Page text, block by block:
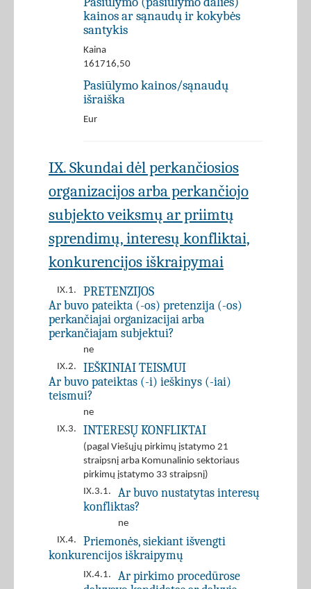
kainos ar sąnaudų ir kokybės
santykis
Kaina
161716,50
Pasiūlymo kainos/sąnaudų
išraiška
Eur
IX. Skundai dėl perkančiosios
organizacijos arba perkančiojo
subjekto veiksmų ar priimtų
sprendimų, interesų konfliktai,
konkurencijos iškraipymai
IX.1.
PRETENZIJOS
Ar buvo pateikta (-os) pretenzija (-os)
perkančiajai organizacijai arba
perkančiajam subjektui?
ne
IX.2.
IEŠKINIAI TEISMUI
Ar buvo pateiktas (-i) ieškinys (-iai)
teismui?
ne
IX.3.
INTERESŲ KONFLIKTAI
(pagal Viešųjų pirkimų įstatymo 21
straipsnį arba Komunalinio sektoriaus
pirkimų įstatymo 33 straipsnį)
IX.3.1.
Ar buvo nustatytas interesų
konfliktas?
ne
IX.4.
Priemonės, siekiant išvengti
konkurencijos iškraipymų
IX.4.1.
Ar pirkimo procedūrose